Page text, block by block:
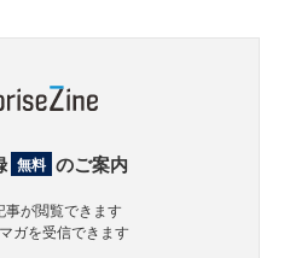
無料 のご案内
事が閲覧できます
ガを受信できます